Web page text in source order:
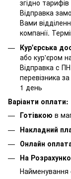
згідно
Відправка
Вами
компанії.
Кур'єрська
або кур'єром
Відправка с
перевізника
1 день
Варіанти оплати:
Готівкою в
Накладний
Онлайн
На
Найменування